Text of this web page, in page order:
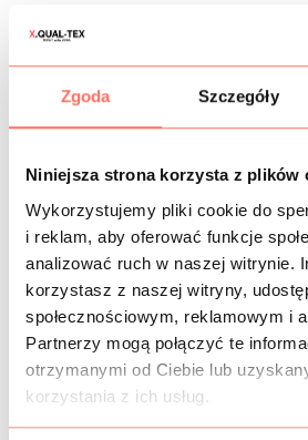
Zgoda Szczegóły
Niniejsza strona korzysta z plików
Wykorzystujemy pliki cookie do
i reklam, aby oferować funkcje
analizować ruch w naszej witrynie.
korzystasz z naszej witryny,
społecznościowym, reklamowym i
Partnerzy mogą połączyć te
otrzymanymi od Ciebie lub
korzystania z ich usług.
KOSZTY WYSYŁKI
Posiada charakterystyczny
splot
przetykanymi nitkami z
tworzą kratę. Materiał łatwo
umożliwia ciekawe wykończenie
nitki prezentują się niezwykle
Cechy: miękka chanelka
w chwycie, komfortowa w
średniej grubości, nieprzezierna,
podszewki.Nie posiada elastanu,
Powierzchnia z wypukłą strukturą,
każdą ze stron.
Zastosowanie: to